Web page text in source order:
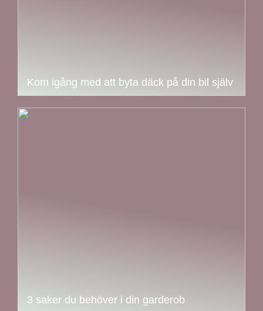
Kom igång med att byta däck på din bil själv
3 saker du behöver i din garderob